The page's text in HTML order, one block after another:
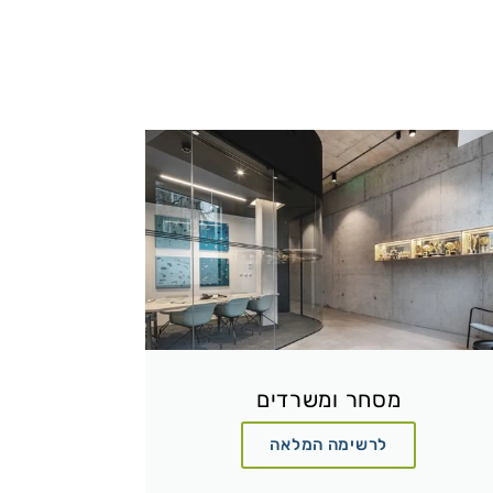
מסחר ומשרדים
לרשימה המלאה